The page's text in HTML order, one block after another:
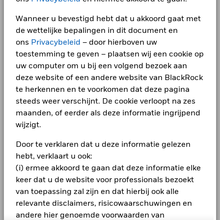
Wanneer u bevestigd hebt dat u akkoord gaat met
de wettelijke bepalingen in dit document en
ons Privacybeleid – door hierboven uw
toestemming te geven – plaatsen wij een cookie op
uw computer om u bij een volgend bezoek aan
deze website of een andere website van BlackRock
te herkennen en te voorkomen dat deze pagina
steeds weer verschijnt. De cookie verloopt na zes
maanden, of eerder als deze informatie ingrijpend
wijzigt.
Door te verklaren dat u deze informatie gelezen
hebt, verklaart u ook:
(i) ermee akkoord te gaan dat deze informatie elke
keer dat u de website voor professionals bezoekt
van toepassing zal zijn en dat hierbij ook alle
relevante disclaimers, risicowaarschuwingen en
andere hier genoemde voorwaarden van
Gunstig
Gemiddeld rendement per jaar
Het stressscenario laat zien wat u zou kunnen terugkrijgen in
extreme marktomstandigheden.
Global Compact van de VN
MSCI – Ketelkool
MSCI – Oliezand
Betrokkenheid van
bedrijfsleven Dekking
Fonds
per -
De blootstellingen van BlackRock inzake betrokkenheid van
het bedrijfsleven, zoals hierboven weergegeven voor
Ketelkool en Oliezand, worden berekend en gerapporteerd
voor bedrijven die meer dan 5% van hun inkomsten
genereren uit ketelkool of oliezand zoals bepaald door MSCI
BlackRock Private Markets - Prospectus -
English
BlackRock Private Markets - Prospectus
(General Section) - Dutch
BlackRock Private Markets - Prospectus
BlackRock Private Markets Prospectus
(BlackRock Private Equity Fund Schedule) -
English
Alle documenten
Global newsroom
LEGAL
Gebruiksvoorwaarden
Klachtenprocedure
Privacyverklaring
Engagement
SFDR PAI-verklaring
Aanvraag EMT-File
Cookieverklaring
Manage cookies